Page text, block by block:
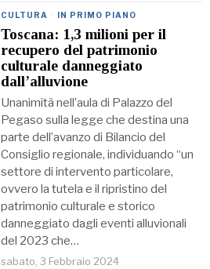
CULTURA · IN PRIMO PIANO
Toscana: 1,3 milioni per il
recupero del patrimonio
culturale danneggiato
dall’alluvione
Unanimità nell’aula di Palazzo del
Pegaso sulla legge che destina una
parte dell’avanzo di Bilancio del
Consiglio regionale, individuando “un
settore di intervento particolare,
ovvero la tutela e il ripristino del
patrimonio culturale e storico
danneggiato dagli eventi alluvionali
del 2023 che…
sabato, 3 Febbraio 2024